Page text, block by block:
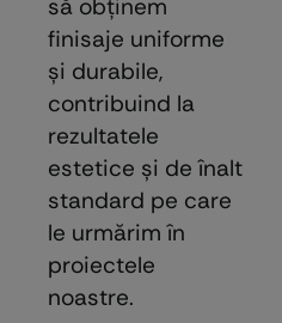
să obținem
finisaje uniforme
și durabile,
contribuind la
rezultatele
estetice și de înalt
standard pe care
le urmărim în
proiectele
noastre.